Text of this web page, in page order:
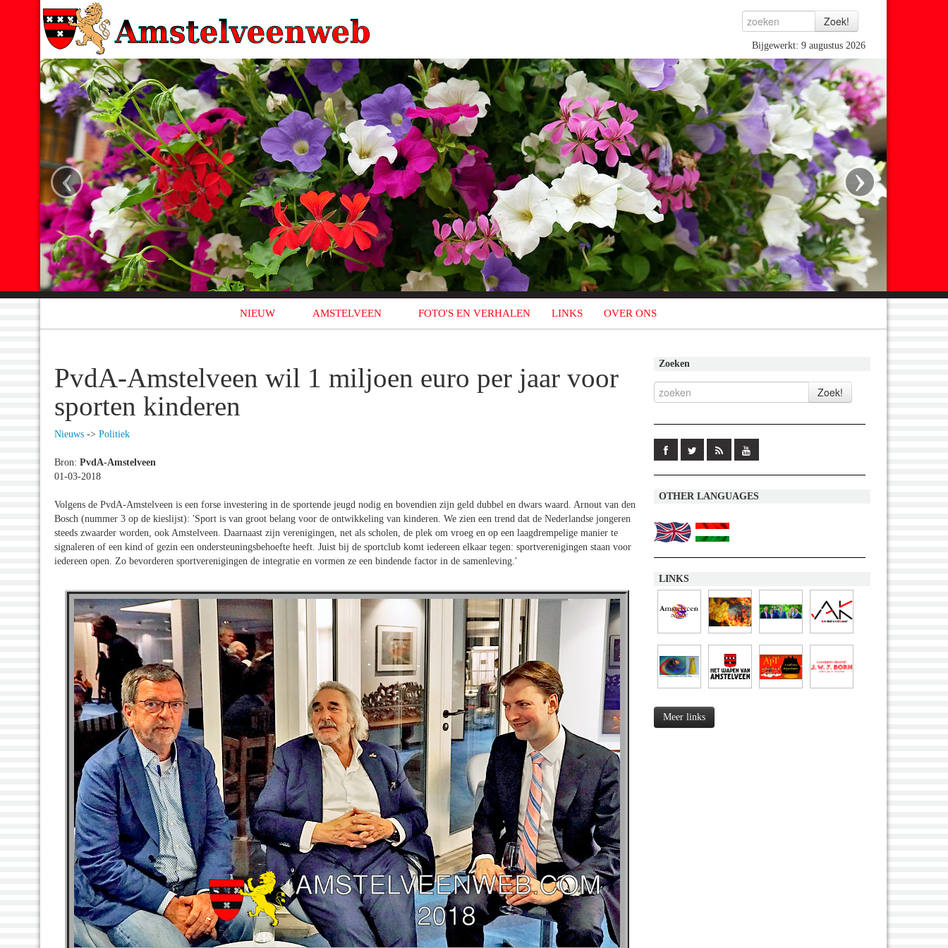
Bijgewerkt: 9 augustus 2026
‹ ›
NIEUW AMSTELVEEN FOTO'S EN VERHALEN LINKS OVER ONS
PvdA-Amstelveen wil 1 miljoen euro per jaar voor
sporten kinderen
Nieuws -> Politiek
Bron: PvdA-Amstelveen
01-03-2018
Volgens de PvdA-Amstelveen is een forse investering in de sportende jeugd nodig en bovendien zijn geld dubbel en dwars waard. Arnout van den
Bosch (nummer 3 op de kieslijst): 'Sport is van groot belang voor de ontwikkeling van kinderen. We zien een trend dat de Nederlandse jongeren
steeds zwaarder worden, ook Amstelveen. Daarnaast zijn verenigingen, net als scholen, de plek om vroeg en op een laagdrempelige manier te
signaleren of een kind of gezin een ondersteuningsbehoefte heeft. Juist bij de sportclub komt iedereen elkaar tegen: sportverenigingen staan voor
iedereen open. Zo bevorderen sportverenigingen de integratie en vormen ze een bindende factor in de samenleving.'
Zoeken
OTHER LANGUAGES
LINKS
Meer links